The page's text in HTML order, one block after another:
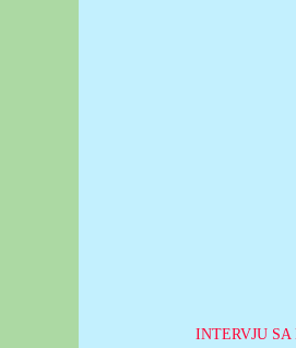
INTERVJU